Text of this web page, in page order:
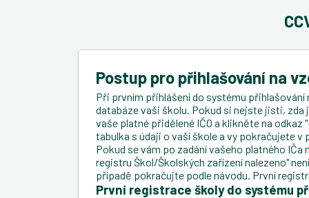
Postup pro přihlašování na
Při prvním přihlášení do systému
databáze vaši školu. Pokud si nejste jisti, zda
vaše platné přidělené IČO a klikněte na
tabulka s údaji o vaší škole a vy pokračujete
Pokud se vám po zadání vašeho platného IČa
registru Škol/Školských zařízení nalezeno"
případě pokračujte podle návodu. První
První registrace školy do systému